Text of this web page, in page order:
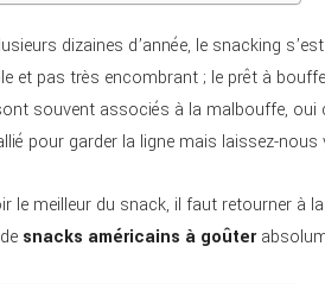
dizaines d’année, le snacking
et pas très encombrant ; le prêt à
souvent associés à la malbouffe, oui
pour garder la ligne mais laissez-
le meilleur du snack, il faut retourner à
snacks américains à goûter